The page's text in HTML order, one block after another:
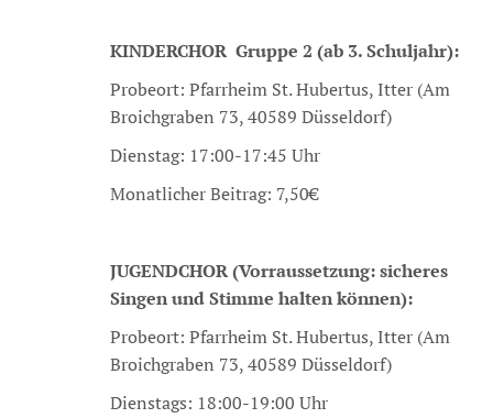
KINDERCHOR Gruppe 2 (ab 3. Schuljahr):
Probeort: Pfarrheim St. Hubertus, Itter (Am
Broichgraben 73, 40589 Düsseldorf)
Dienstag: 17:00-17:45 Uhr
Monatlicher Beitrag: 7,50€
JUGENDCHOR (Vorraussetzung: sicheres
Singen und Stimme halten können):
Probeort: Pfarrheim St. Hubertus, Itter (Am
Broichgraben 73, 40589 Düsseldorf)
Dienstags: 18:00-19:00 Uhr